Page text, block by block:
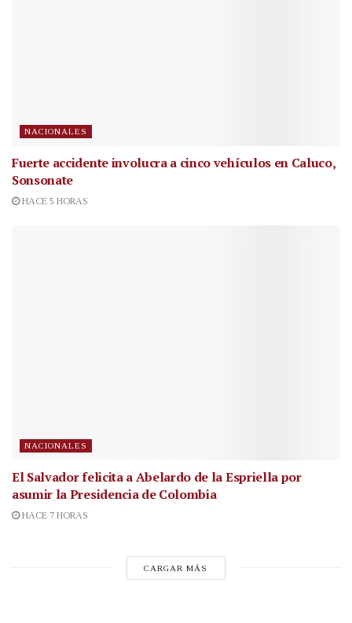
NACIONALES
Fuerte accidente involucra a cinco vehículos en Caluco,
Sonsonate
HACE 5 HORAS
NACIONALES
El Salvador felicita a Abelardo de la Espriella por
asumir la Presidencia de Colombia
HACE 7 HORAS
CARGAR MÁS